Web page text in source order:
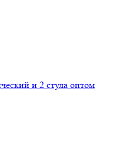
и 2 стула оптом